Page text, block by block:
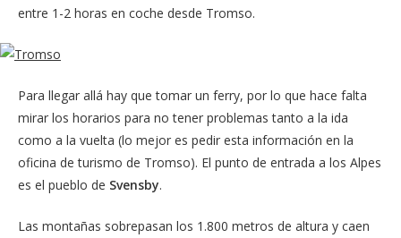
entre 1-2 horas en coche desde Tromso.
Para llegar allá hay que tomar un ferry, por lo que hace falta
mirar los horarios para no tener problemas tanto a la ida
como a la vuelta (lo mejor es pedir esta información en la
oficina de turismo de Tromso). El punto de entrada a los Alpes
es el pueblo de Svensby.
Las montañas sobrepasan los 1.800 metros de altura y caen